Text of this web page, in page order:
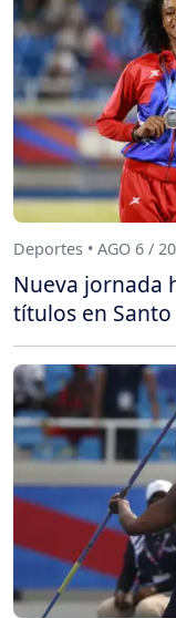
Deportes • AGO 6 /
Nueva jornada
títulos en